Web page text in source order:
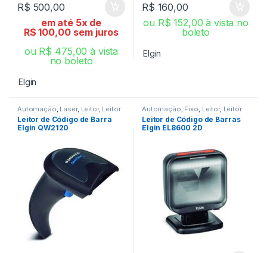
R$ 500,00
em até 5x de
R$ 100,00 sem juros
ou R$ 475,00 à vista
no boleto
Elgin
R$ 160,00
ou R$ 152,00 à vista no
boleto
Elgin
Automação Laser, Leitor, Leitor
de Código de Barra
Leitor de Código de Barra
Elgin QW2120
Automação Fixo Leitor, Leitor
de Código de Barra
Leitor de Código de Barras
Elgin EL8600 2D